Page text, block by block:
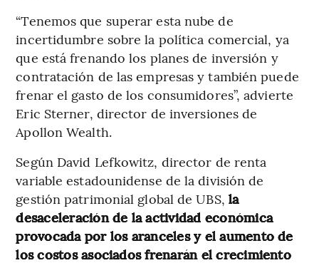
“Tenemos que superar esta nube de
incertidumbre sobre la política comercial, ya
que está frenando los planes de inversión y
contratación de las empresas y también puede
frenar el gasto de los consumidores”, advierte
Eric Sterner, director de inversiones de
Apollon Wealth.
Según David Lefkowitz, director de renta
variable estadounidense de la división de
gestión patrimonial global de UBS, la
desaceleración de la actividad económica
provocada por los aranceles y el aumento de
los costos asociados frenarán el crecimiento